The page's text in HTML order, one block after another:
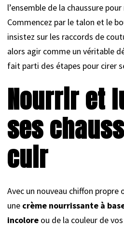
l’ensemble de la chaussure
Commencez par le talon et le
insistez sur les raccords de
alors agir comme un véritable
fait parti des étapes pour cirer
Nourrir et
ses
cuir
Avec un nouveau chiffon propre
une crème nourrissante à
incolore ou de la couleur de